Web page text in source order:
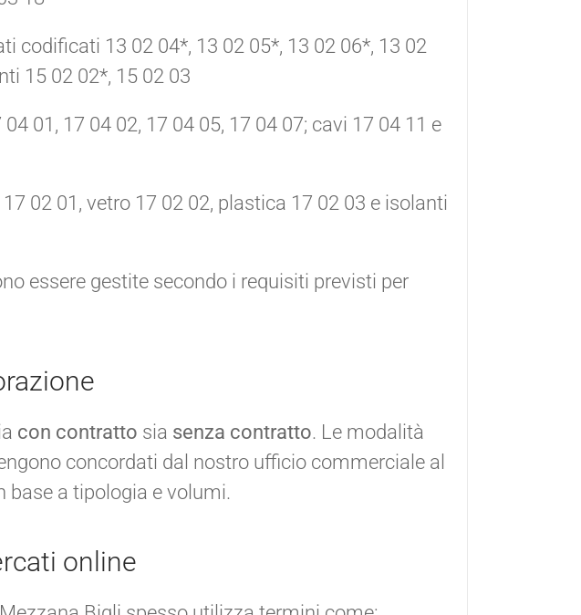
codificati 13 02 04*, 13 02 05*, 13 02 06*, 13 02
15 02 02*, 15 02 03
01, 17 04 02, 17 04 05, 17 04 07; cavi 17 04 11 e
17 02 01, vetro 17 02 02, plastica 17 02 03 e isolanti
essere gestite secondo i requisiti previsti per
con contratto sia senza contratto. Le modalità
concordati dal nostro ufficio commerciale al
base a tipologia e volumi.
online